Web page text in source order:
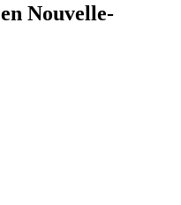
en Nouvelle-